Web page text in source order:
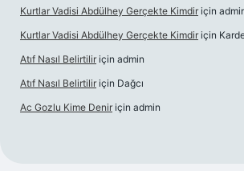
Kurtlar Vadisi Abdülhey Gerçekte Kimdir için
Kurtlar Vadisi Abdülhey Gerçekte Kimdir için
Atıf Nasıl Belirtilir için admin
Atıf Nasıl Belirtilir için Dağcı
Ac Gozlu Kime Denir için admin